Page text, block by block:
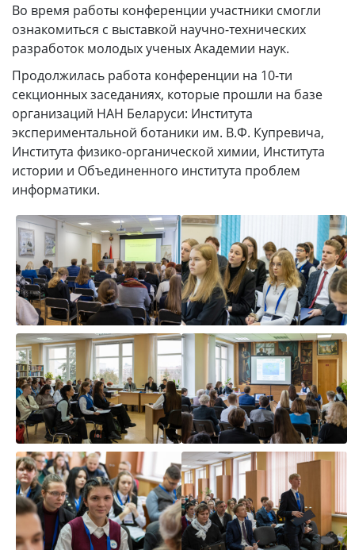
Во время работы конференции участники смогли
ознакомиться с выставкой научно-технических
разработок молодых ученых Академии наук.
Продолжилась работа конференции на 10-ти
секционных заседаниях, которые прошли на базе
организаций НАН Беларуси: Института
экспериментальной ботаники им. В.Ф. Купревича,
Института физико-органической химии, Института
истории и Объединенного института проблем
информатики.